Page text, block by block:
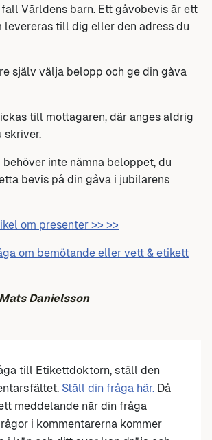
Världens barn. Ett gåvobevis är ett
till dig eller den adress du
själv välja belopp och ge din gåva
till mottagaren, där anges aldrig
skriver.
inte nämna beloppet, du
bevis på din gåva i jubilarens
om presenter >> >>
om bemötande eller vett & etikett
Danielsson
till Etikettdoktorn, ställ den
Ställ din fråga här. Då
meddelande när din fråga
i kommentarerna kommer